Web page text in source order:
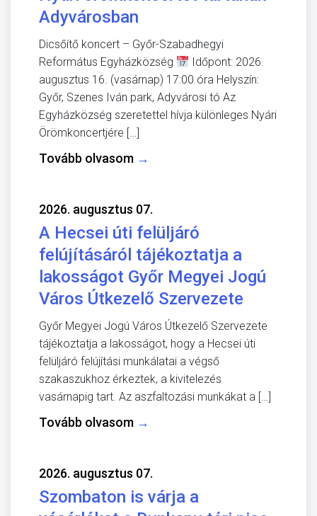
Adyvárosban
Dicsőítő koncert – Győr-Szabadhegyi
Református Egyházközség
Időpont: 2026.
augusztus 16. (vasárnap) 17:00 óra Helyszín:
Győr, Szenes Iván park, Adyvárosi tó Az
Egyházközség szeretettel hívja különleges Nyári
Örömkoncertjére […]
Tovább olvasom →
2026. augusztus 07.
A Hecsei úti felüljáró
felújításáról tájékoztatja a
lakosságot Győr Megyei Jogú
Város Útkezelő Szervezete
Győr Megyei Jogú Város Útkezelő Szervezete
tájékoztatja a lakosságot, hogy a Hecsei úti
felüljáró felújítási munkálatai a végső
szakaszukhoz érkeztek, a kivitelezés
vasárnapig tart. Az aszfaltozási munkákat a […]
Tovább olvasom →
2026. augusztus 07.
Szombaton is várja a